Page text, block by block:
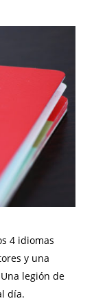
4 idiomas
y una
legión de
día.